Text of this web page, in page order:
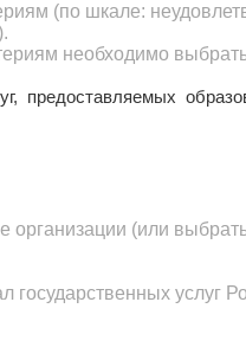
(по шкале:
необходимо
предоставляемых
организации (или
государственных услуг